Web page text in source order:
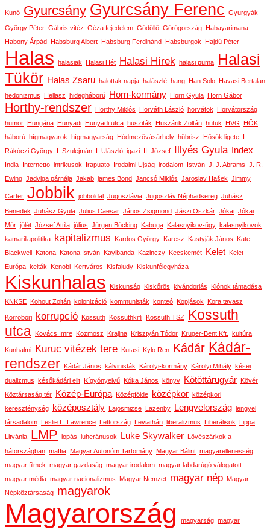
Kunó Gyurcsány Gyurcsány Ferenc Gyurgyák
György Péter Gábris vitéz Géza fejedelem Gödöllő Görögország Habayarimana
Habony Árpád Habsburg Albert Habsburg Ferdinánd Habsburgok Hajdú Péter
Halas halasiak Halasi Hét Halasi Hírek halasi puma
Halasi
Tükör Halas Zsaru halottak napja halászlé hang Han Solo Havasi Bertalan
hedonizmus Hellasz hidegháború Horn-kormány Horn Gyula Horn Gábor
Horthy-rendszer Horthy Miklós Horváth László horvátok Horvátország
humor Hungária Hunyadi Hunyadi utca husziták Huszárik Zoltán hutuk HVG HÖK
háború hígmagyarok hígmagyarság Hódmezővásárhely hübrisz Hősök ligete I.
Rákóczi György I. Szulejmán I. Ulászló igazi II. József Illyés Gyula Index
India Internetto intrikusok Irapuato Irodalmi Ujság irodalom István J. J. Abrams J. R.
Ewing Jadviga párnája Jakab james Bond Jancsó Miklós Jaroslav Hašek Jimmy
Carter Jobbik jobboldal Jugoszlávia Jugoszláv Néphadsereg Juhász
Benedek Juhász Gyula Julius Caesar János Zsigmond Jászi Oszkár Jókai Jókai
Mór jólét József Attila július Jürgen Böcking Kabuga Kalasnyikov-ügy kalasnyikovok
kamarillapolitika kapitalizmus Kardos György Karesz Kastyják János Kate
Blackwell Katona Katona István Kayibanda Kazinczy Kecskemét Kelet Kelet-
Európa kelták Kenobi Kertváros Kisfaludy Kiskunfélegyháza
Kiskunhalas Kiskunság Kiskőrös kivándorlás Klónok támadása
KNKSE Kohout Zoltán kolonizáció kommunisták konteó Kopjások Kora tavasz
Korrobori korrupció Kossuth Kossuthkifli Kossuth TSZ Kossuth
utca Kovács Imre Kozmosz Krajina Krisztyán Tódor Kruger-Bent Kft. kultúra
Kunhalmi Kuruc vitézek tere Kutasi Kylo Ren Kádár Kádár-
rendszer Kádár János kálvinisták Károlyi-kormány Károlyi Mihály kései
dualizmus későkádári elit Kígyónyelvű Kóka János könyv Kötöttárugyár Kövér
Köztársaság tér
Közép-Európa Középfölde középkor középkori
kereszténység
középosztály Lajosmizse Lazenby Lengyelország lengyel
társadalom Leslie L. Lawrence Lettország Leviathán liberalizmus Liberálisok Lippa
Litvánia LMP lopás luheránusok Luke Skywalker Lövészárkok a
hátországban maffia Magyar Autonóm Tartomány Magyar Bálint magyarellenesség
magyar filmek magyar gazdaság magyar irodalom magyar labdarúgó válogatott
magyar média magyar nacionalizmus Magyar Nemzet magyar nép Magyar
Népköztársaság magyarok
Magyarország magyarság magyar